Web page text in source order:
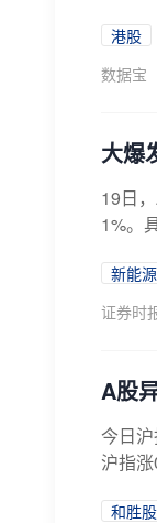
港股
数据宝
大爆
19日
1%。
新能
证券时
A股
今日
沪指
和胜